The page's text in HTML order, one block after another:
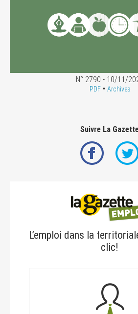
N° 2790 - 10/11/
PDF• Archives
Suivre La
L’emploi dans la
clic!